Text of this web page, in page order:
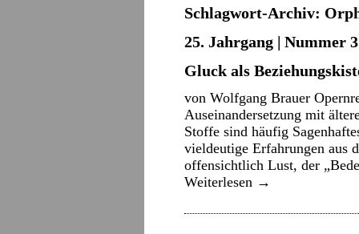
Schlagwort-Archiv:
25. Jahrgang | Nummer
Gluck als
von Wolfgang Brauer
Auseinandersetzung mit
Stoffe sind häufig
vieldeutige Erfahrungen aus
offensichtlich Lust, der
Weiterlesen →